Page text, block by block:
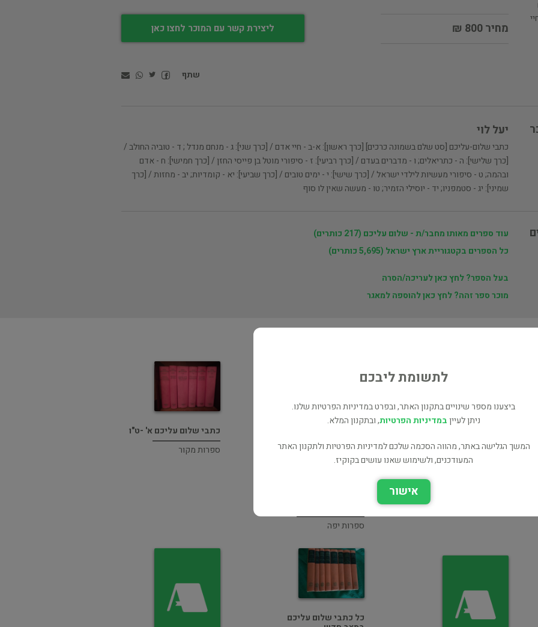
מחיר 800 ₪ ליצירת קשר עם המוכר לחצו כאן
שתף
יעל לוי
כתבי שלום-עליכם [סט שלם בשמונה כרכים] [כרך ראשון]: א-ב - חיי אדם / [כרך שני]: ג - מנחם מנדל ; ד - טוביה החולב /
[כרך שלישי]: ה - כתריאלים; ו - מדברים בעדם / [כרך רביעי]: ז - סיפורי מוטל בן פייסי החזן / [כרך חמישי]: ח - אדם
ובהמה; ט - סיפורי מעשיות לילדי ישראל / [כרך שישי]: י - ימים טובים / [כרך שביעי]: יא - קומדיות; יב - מחזות / [כרך
שמיני]: יג - סטמפניו; יד - יוסילי הזמיר; טו - מעשה שאין לו סוף
עוד ספרים מאותו מחבר/ת - שלום עליכם (217 כותרים)
כל הספרים בקטגוריית ארץ ישראל (5,695 כותרים)
בעל הספר? לחץ כאן לעריכה/הסרה
מוכר ספר זהה? לחץ כאן להוספה למאגר
ספרות יפה
כתבי שלום עליכם א' -ט"ו
ספרות מקור
כל כתבי שלום עליכם
לתשומת ליבכם
ביצענו מספר שינויים בתקנון האתר, ובפרט במדיניות הפרטיות שלנו.
ניתן לעייןבמדיניות הפרטיות, ובתקנון המלא.
המשך הגלישה באתר, מהווה הסכמה שלכם למדיניות הפרטיות ולתקנון האתר
המעודכנים, ולשימוש שאנו עושים בקוקיז.
אישור